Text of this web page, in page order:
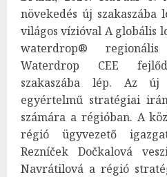
növekedés új szakaszába
világos vízióval A globális
waterdrop®
Waterdrop CEE
szakaszába lép. Az új
egyértelmű stratégiai
számára a régióban. A
régió ügyvezető
Rezníček Dočkalová
Navrátilová a régió